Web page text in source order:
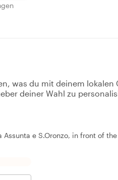
was du mit deinem
deiner Wahl zu
e S.Oronzo, in front of